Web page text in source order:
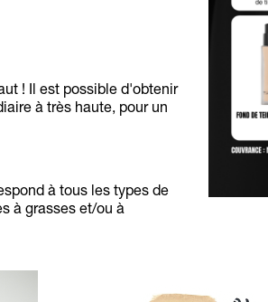
! Il est possible d'obtenir
à très haute, pour un
à tous les types de
à grasses et/ou à